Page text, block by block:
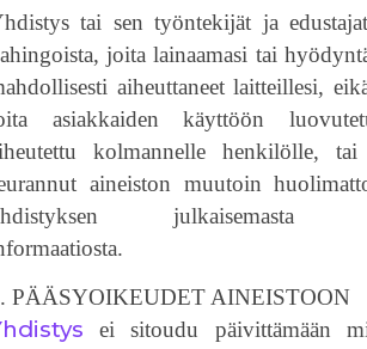
tai sen työntekijät ja
joita lainaamasi tai
aiheuttaneet laitteillesi,
asiakkaiden käyttöön
kolmannelle henkilölle,
aineiston muutoin
julkaisemasta
PÄÄSYOIKEUDET AINEISTOON
ei sitoudu päivittämään